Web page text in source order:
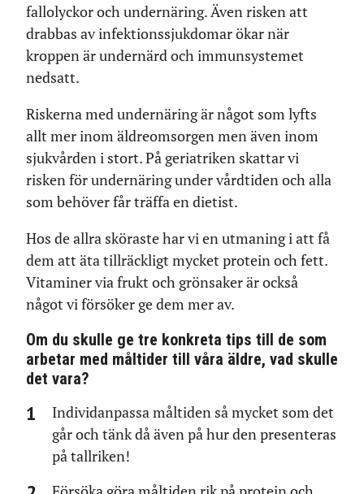
fallolyckor och undernäring. Även risken att
drabbas av infektionssjukdomar ökar när
kroppen är undernärd och immunsystemet
nedsatt.
Riskerna med undernäring är något som lyfts
allt mer inom äldreomsorgen men även inom
sjukvården i stort. På geriatriken skattar vi
risken för undernäring under vårdtiden och alla
som behöver får träffa en dietist.
Hos de allra sköraste har vi en utmaning i att få
dem att äta tillräckligt mycket protein och fett.
Vitaminer via frukt och grönsaker är också
något vi försöker ge dem mer av.
Om du skulle ge tre konkreta tips till de som
arbetar med måltider till våra äldre, vad skulle
det vara?
Individanpassa måltiden så mycket som det
går och tänk då även på hur den presenteras
på tallriken!